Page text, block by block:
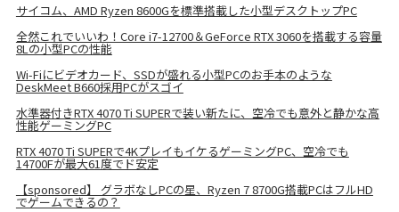
サイコム、AMD Ryzen 8600Gを標準搭載した小型デスクトップPC
全然これでいいわ！Core i7-12700＆GeForce RTX 3060を搭載する容量
8Lの小型PCの性能
Wi-Fiにビデオカード、SSDが盛れる小型PCのお手本のような
DeskMeet B660採用PCがスゴイ
水準器付きRTX 4070 Ti SUPERで装い新たに、空冷でも意外と静かな高
性能ゲーミングPC
RTX 4070 Ti SUPERで4KプレイもイケるゲーミングPC、空冷でも
14700Fが最大61度でド安定
【sponsored】 グラボなしPCの星、Ryzen 7 8700G搭載PCはフルHD
でゲームできるの？